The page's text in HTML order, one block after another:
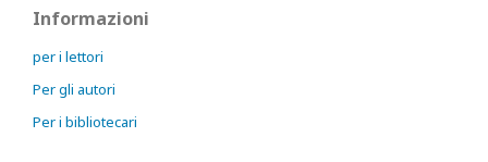
Informazioni
per i lettori
Per gli autori
Per i bibliotecari